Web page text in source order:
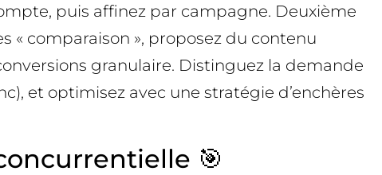
puis affinez par campagne. Deuxième
« comparaison », proposez du contenu
granulaire. Distinguez la demande
et optimisez avec une stratégie d’enchères
🎯